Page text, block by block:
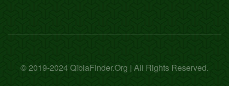
© 2019-2024 QiblaFinder.Org | All Rights Reserved.